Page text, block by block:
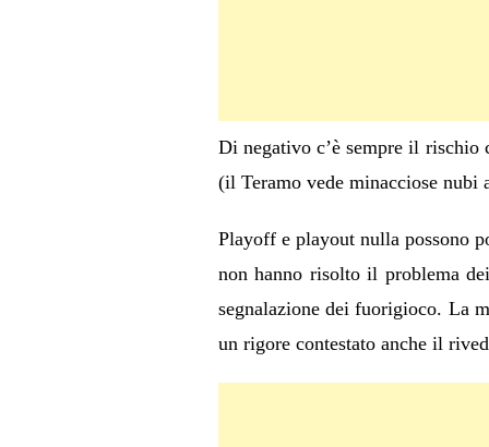
Di negativo c’è sempre il rischio
(il Teramo vede minacciose nubi
Playoff e playout nulla possono
non hanno risolto il problema
segnalazione dei fuorigioco. La
un rigore contestato anche il